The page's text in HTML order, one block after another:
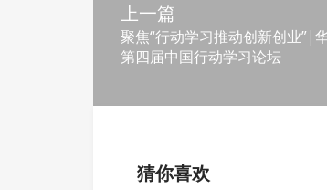
上一篇
聚焦“行动学习推动创新创业”|
第四届中国行动学习论坛
猜你喜欢